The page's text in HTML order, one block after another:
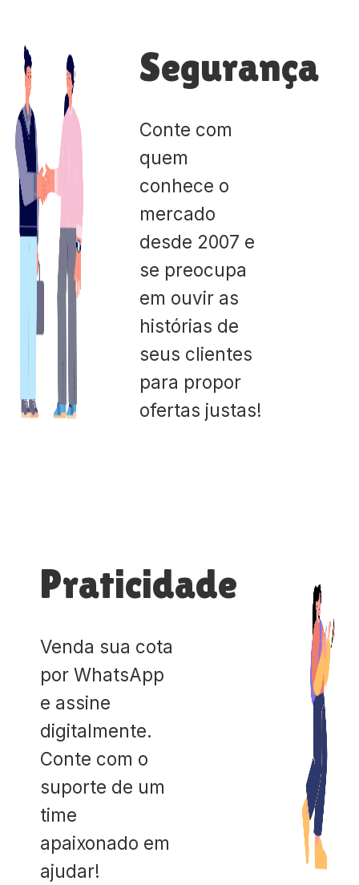
Segurança
Conte com
quem
conhece o
mercado
desde 2007 e
se preocupa
em ouvir as
histórias de
seus clientes
para propor
ofertas justas!
Praticidade
Venda sua cota
por WhatsApp
e assine
digitalmente.
Conte com o
suporte de um
time
apaixonado em
ajudar!